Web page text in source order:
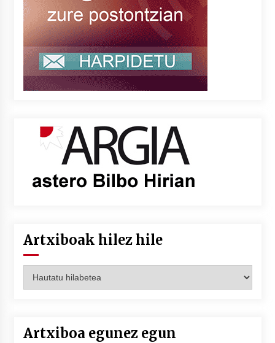
Artxiboak hilez hile
hilez
Artxiboa egunez egun